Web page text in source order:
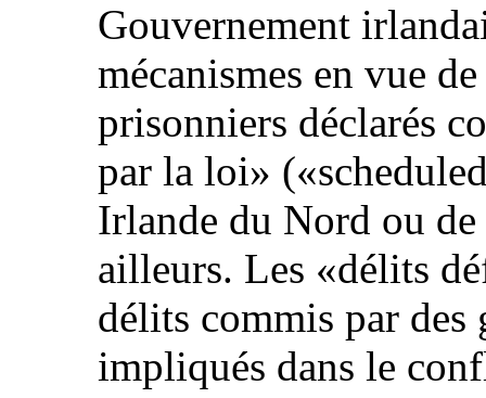
Gouvernement
mécanismes en vue
prisonniers déclarés
par la loi»
Irlande du Nord ou
ailleurs. Les «délits
délits commis par
impliqués dans le